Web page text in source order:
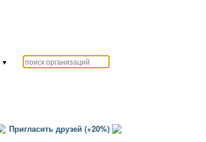
▼
Пригласить друзей (+20%)